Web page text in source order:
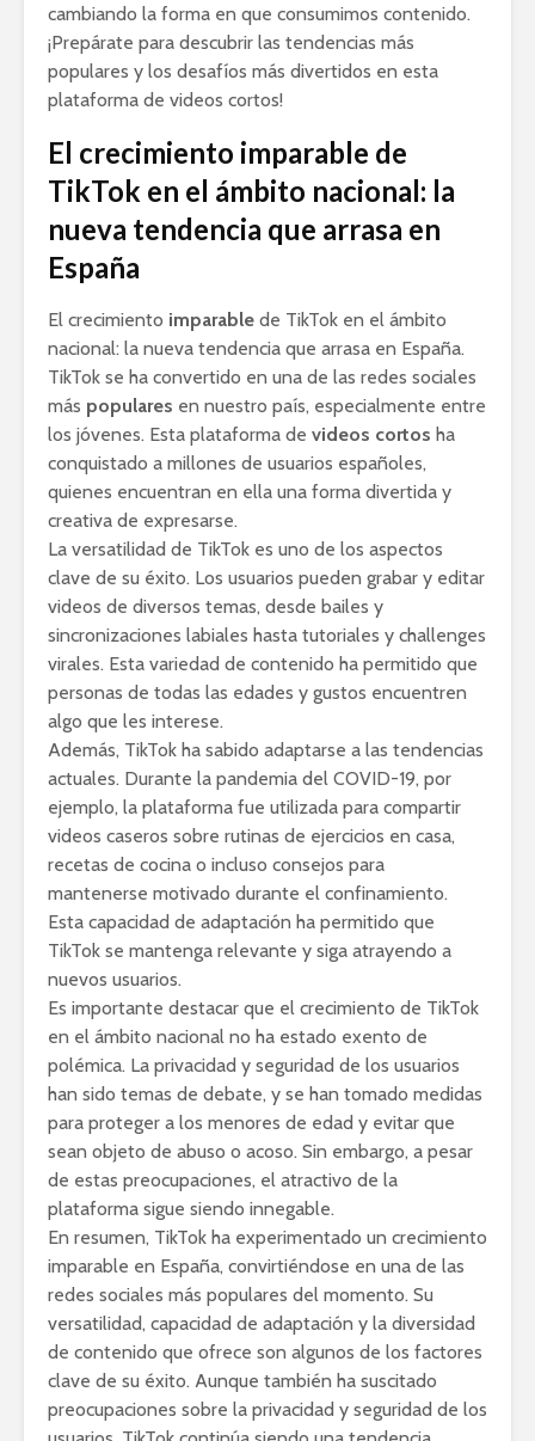
cambiando la forma en que consumimos contenido.
¡Prepárate para descubrir las tendencias más
populares y los desafíos más divertidos en esta
plataforma de videos cortos!
El crecimiento imparable de
TikTok en el ámbito nacional: la
nueva tendencia que arrasa en
España
El crecimiento imparable de TikTok en el ámbito
nacional: la nueva tendencia que arrasa en España.
TikTok se ha convertido en una de las redes sociales
más populares en nuestro país, especialmente entre
los jóvenes. Esta plataforma de videos cortos ha
conquistado a millones de usuarios españoles,
quienes encuentran en ella una forma divertida y
creativa de expresarse.
La versatilidad de TikTok es uno de los aspectos
clave de su éxito. Los usuarios pueden grabar y editar
videos de diversos temas, desde bailes y
sincronizaciones labiales hasta tutoriales y challenges
virales. Esta variedad de contenido ha permitido que
personas de todas las edades y gustos encuentren
algo que les interese.
Además, TikTok ha sabido adaptarse a las tendencias
actuales. Durante la pandemia del COVID-19, por
ejemplo, la plataforma fue utilizada para compartir
videos caseros sobre rutinas de ejercicios en casa,
recetas de cocina o incluso consejos para
mantenerse motivado durante el confinamiento.
Esta capacidad de adaptación ha permitido que
TikTok se mantenga relevante y siga atrayendo a
nuevos usuarios.
Es importante destacar que el crecimiento de TikTok
en el ámbito nacional no ha estado exento de
polémica. La privacidad y seguridad de los usuarios
han sido temas de debate, y se han tomado medidas
para proteger a los menores de edad y evitar que
sean objeto de abuso o acoso. Sin embargo, a pesar
de estas preocupaciones, el atractivo de la
plataforma sigue siendo innegable.
En resumen, TikTok ha experimentado un crecimiento
imparable en España, convirtiéndose en una de las
redes sociales más populares del momento. Su
versatilidad, capacidad de adaptación y la diversidad
de contenido que ofrece son algunos de los factores
clave de su éxito. Aunque también ha suscitado
preocupaciones sobre la privacidad y seguridad de los